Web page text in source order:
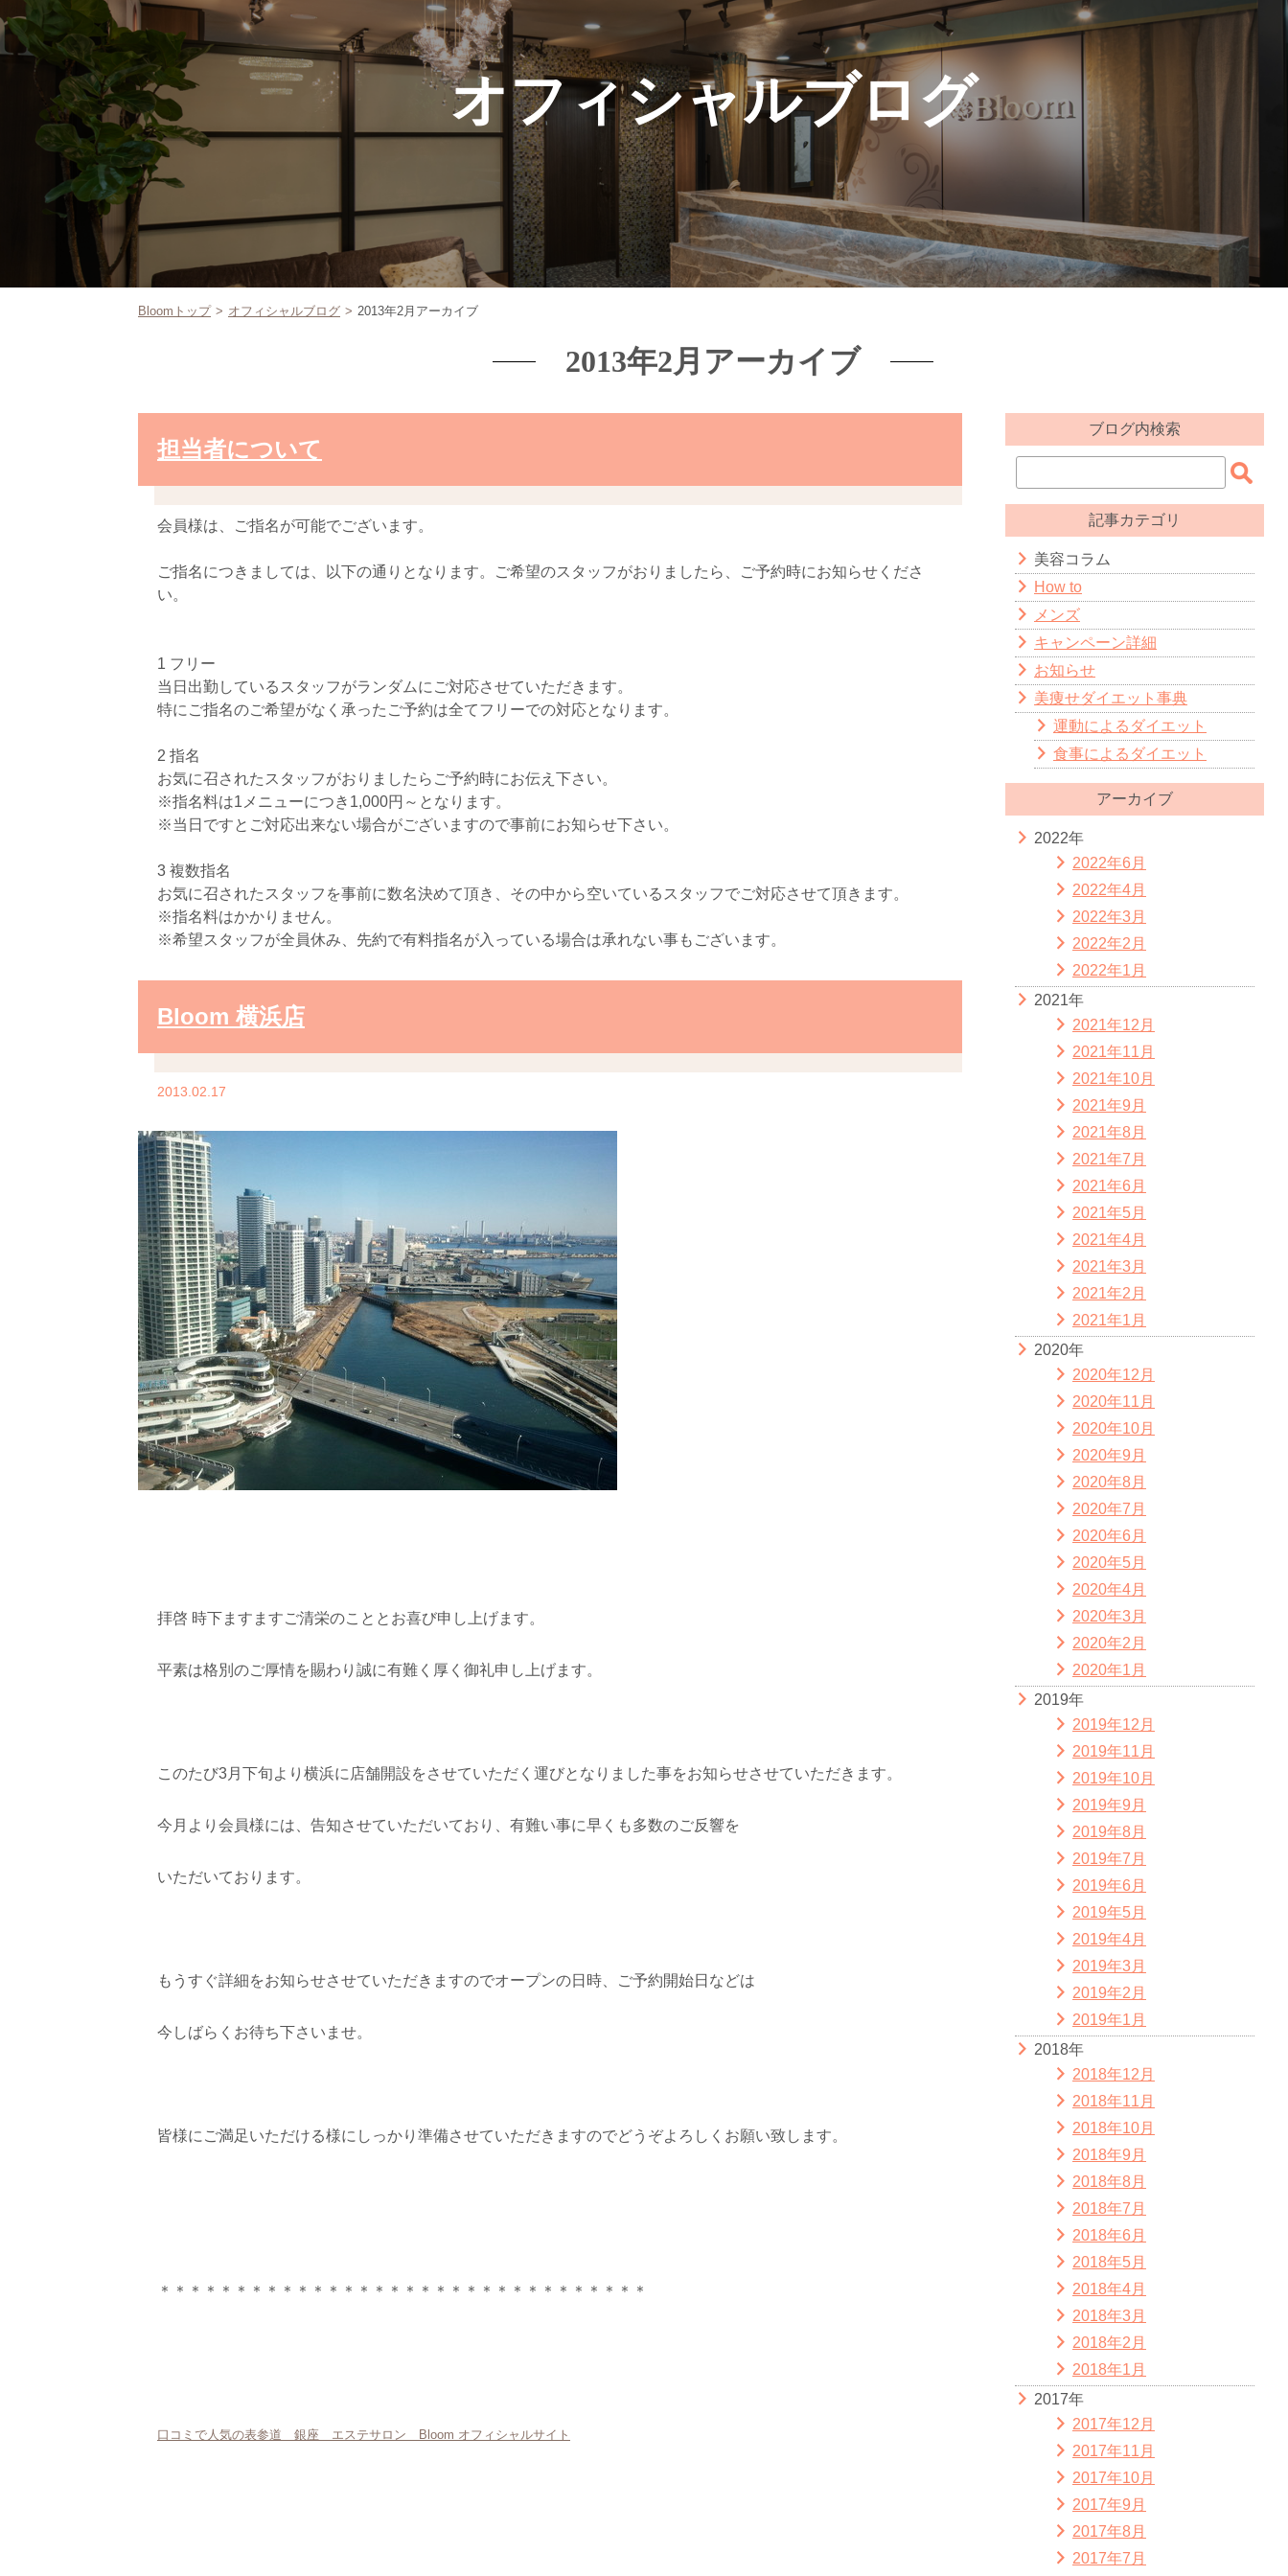
オフィシャルブログ
Bloomトップ オフィシャルブログ 2013年2月アーカイブ
2013年2月アーカイブ
担当者について
会員様は、ご指名が可能でございます。
ご指名につきましては、以下の通りとなります。ご希望のスタッフがおりましたら、ご予約時にお知らせくださ
い。
1 フリー
当日出勤しているスタッフがランダムにご対応させていただきます。
特にご指名のご希望がなく承ったご予約は全てフリーでの対応となります。
2 指名
お気に召されたスタッフがおりましたらご予約時にお伝え下さい。
※指名料は1メニューにつき1,000円～となります。
※当日ですとご対応出来ない場合がございますので事前にお知らせ下さい。
3 複数指名
お気に召されたスタッフを事前に数名決めて頂き、その中から空いているスタッフでご対応させて頂きます。
※指名料はかかりません。
※希望スタッフが全員休み、先約で有料指名が入っている場合は承れない事もございます。
Bloom 横浜店
2013.02.17
拝啓 時下ますますご清栄のこととお喜び申し上げます。
平素は格別のご厚情を賜わり誠に有難く厚く御礼申し上げます。
このたび3月下旬より横浜に店舗開設をさせていただく運びとなりました事をお知らせさせていただきます。
今月より会員様には、告知させていただいており、有難い事に早くも多数のご反響を
いただいております。
もうすぐ詳細をお知らせさせていただきますのでオープンの日時、ご予約開始日などは
今しばらくお待ち下さいませ。
皆様にご満足いただける様にしっかり準備させていただきますのでどうぞよろしくお願い致します。
＊＊＊＊＊＊＊＊＊＊＊＊＊＊＊＊＊＊＊＊＊＊＊＊＊＊＊＊＊＊＊＊
口コミで人気の表参道 銀座 エステサロン Bloom オフィシャルサイト
ブログ内検索
記事カテゴリ
美容コラム
How to
メンズ
キャンペーン詳細
お知らせ
美痩せダイエット事典
運動によるダイエット
食事によるダイエット
アーカイブ
2022年
2022年6月
2022年4月
2022年3月
2022年2月
2022年1月
2021年
2021年12月
2021年11月
2021年10月
2021年9月
2021年8月
2021年7月
2021年6月
2021年5月
2021年4月
2021年3月
2021年2月
2021年1月
2020年
2020年12月
2020年11月
2020年10月
2020年9月
2020年8月
2020年7月
2020年6月
2020年5月
2020年4月
2020年3月
2020年2月
2020年1月
2019年
2019年12月
2019年11月
2019年10月
2019年9月
2019年8月
2019年7月
2019年6月
2019年5月
2019年4月
2019年3月
2019年2月
2019年1月
2018年
2018年12月
2018年11月
2018年10月
2018年9月
2018年8月
2018年7月
2018年6月
2018年5月
2018年4月
2018年3月
2018年2月
2018年1月
2017年
2017年12月
2017年11月
2017年10月
2017年9月
2017年8月
2017年7月